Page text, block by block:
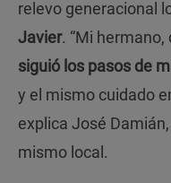
relevo generacional
Javier. “Mi
siguió los pasos de
y el mismo cuidado
explica José
mismo local.